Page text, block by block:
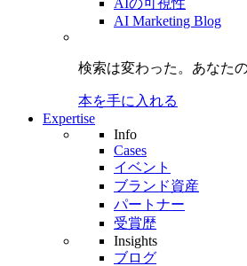
AIの可視性
AI Marketing Blog
検索は変わった。 あなた
本を手に入れる
Expertise
Info
Cases
イベント
ブランド資産
パートナー
受賞歴
Insights
ブログ